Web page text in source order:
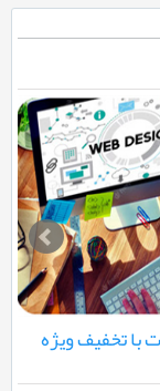
وبسایت